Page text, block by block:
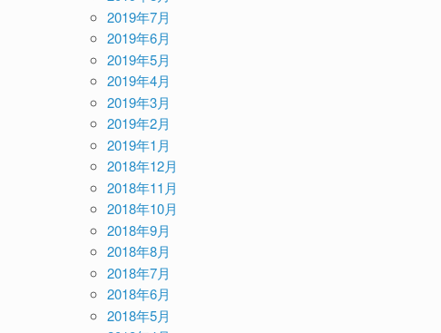
2019年7月
2019年6月
2019年5月
2019年4月
2019年3月
2019年2月
2019年1月
2018年12月
2018年11月
2018年10月
2018年9月
2018年8月
2018年7月
2018年6月
2018年5月